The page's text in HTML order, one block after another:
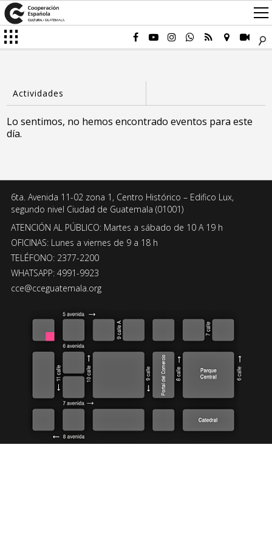
Lo sentimos, no hemos encontrado eventos para este
día.
6ta. Avenida 11-02 zona 1, Centro Histórico – Edifico Lux,
segundo nivel Ciudad de Guatemala (01001)
ATENCIÓN AL PÚBLICO: Martes a sábado de 10 A 19 h
OFICINAS: Lunes a viernes de 9 a 18 h
TELÉFONO: 2377-2200
WHATSAPP: 4991-9923
cce@cceguatemala.org